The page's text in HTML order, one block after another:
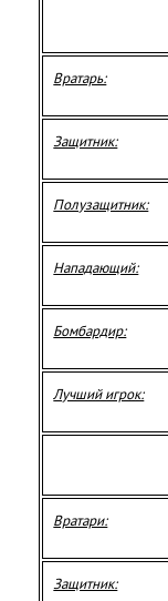
Вратарь:
Защитник:
Полузащитник:
Нападающий:
Бомбардир:
Лучший игрок:
Вратари:
Защитник: